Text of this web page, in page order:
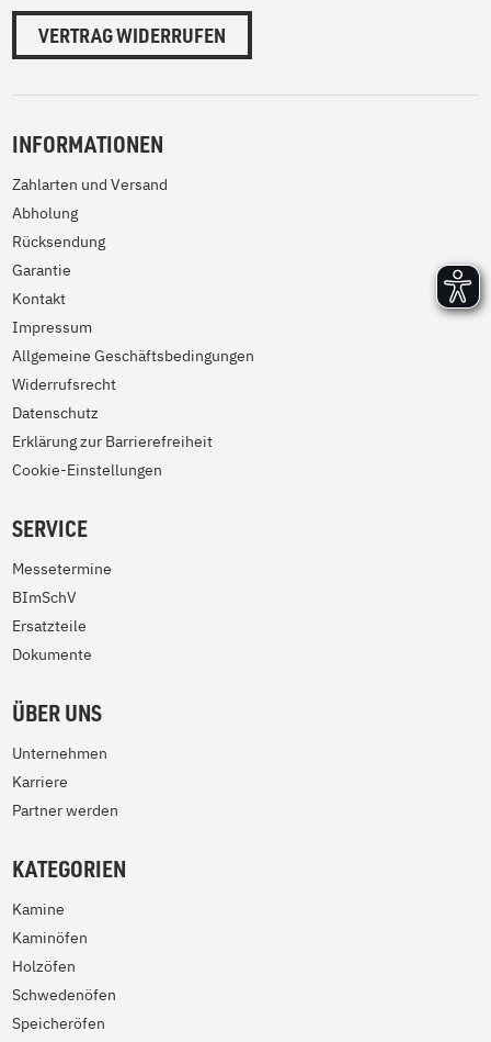
VERTRAG WIDERRUFEN
INFORMATIONEN
Zahlarten und Versand
Abholung
Rücksendung
Garantie
Kontakt
Impressum
Allgemeine Geschäftsbedingungen
Widerrufsrecht
Datenschutz
Erklärung zur Barrierefreiheit
Cookie-Einstellungen
SERVICE
Messetermine
BImSchV
Ersatzteile
Dokumente
ÜBER UNS
Unternehmen
Karriere
Partner werden
KATEGORIEN
Kamine
Kaminöfen
Holzöfen
Schwedenöfen
Speicheröfen